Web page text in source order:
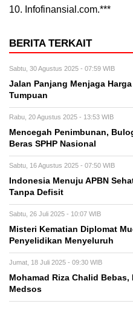
10. Infofinansial.com.***
BERITA TERKAIT
Sabtu, 30 Agustus 2025 - 07:59 WIB
Jalan Panjang Menjaga
Tumpuan
Rabu, 20 Agustus 2025 - 13:53 WIB
Mencegah Penimbunan,
Beras SPHP Nasional
Sabtu, 16 Agustus 2025 - 07:50 WIB
Indonesia Menuju APBN
Tanpa Defisit
Sabtu, 26 Juli 2025 - 10:07 WIB
Misteri Kematian Diplomat
Penyelidikan Menyeluruh
Jumat, 18 Juli 2025 - 09:30 WIB
Mohamad Riza Chalid
Medsos